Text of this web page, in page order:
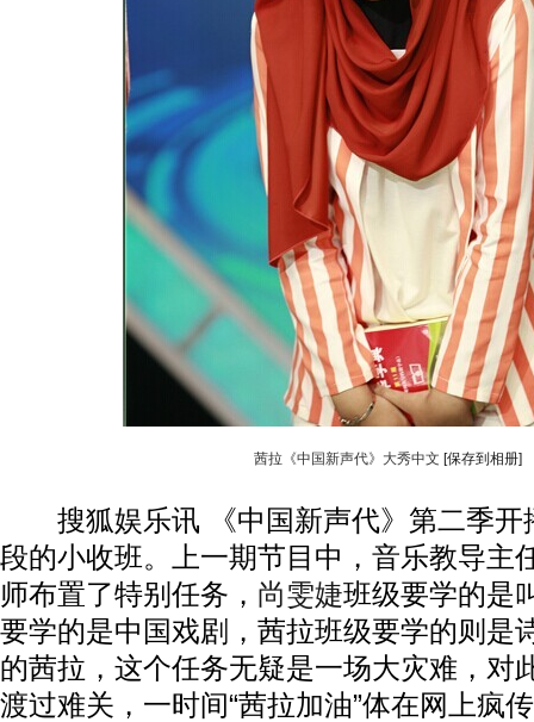
茜拉《中国新声代》大秀中文 [保存到相册]
搜狐娱乐讯 《中国新声代》第二季开
段的小收班。上一期节目中，音乐教导主
师布置了特别任务， 尚雯婕班级要学的是
要学的是中国戏剧，茜拉班级要学的则是
的茜拉，这个任务无疑是一场大灾难，对
渡过难关，一时间“茜拉加油”体在网上疯